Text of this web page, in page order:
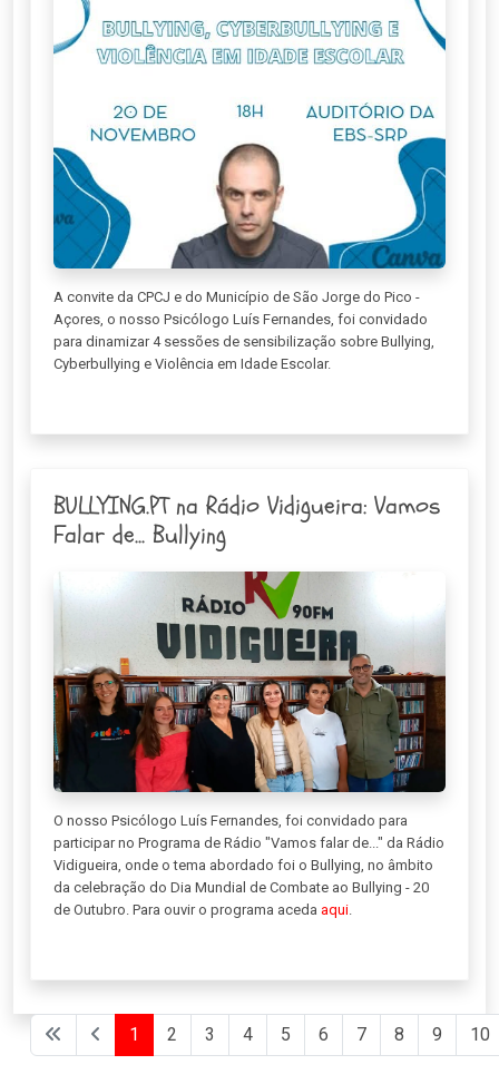
A convite da CPCJ e do Município de São Jorge do Pico -
Açores, o nosso Psicólogo Luís Fernandes, foi convidado
para dinamizar 4 sessões de sensibilização sobre Bullying,
Cyberbullying e Violência em Idade Escolar.
BULLYING.PT na Rádio Vidigueira: Vamos
Falar de... Bullying
O nosso Psicólogo Luís Fernandes, foi convidado para
participar no Programa de Rádio "Vamos falar de..." da Rádio
Vidigueira, onde o tema abordado foi o Bullying, no âmbito
da celebração do Dia Mundial de Combate ao Bullying - 20
de Outubro. Para ouvir o programa aceda aqui.
1 2 3 4 5 6 7 8 9 10